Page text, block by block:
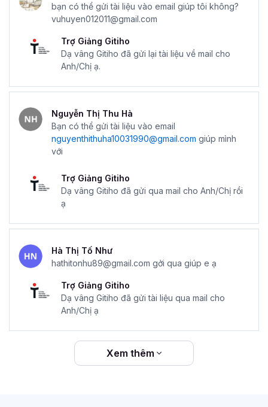
bạn có thể gửi tài liệu vào email giúp tôi không?
vuhuyen012011@gmail.com
Trợ Giảng Gitiho
Dạ vâng Gitiho đã gửi lại tài liệu về mail cho
Anh/Chị ạ.
Nguyễn Thị Thu Hà
Bạn có thể gửi tài liệu vào email
nguyenthithuha10031990@gmail.com giúp mình
với
Trợ Giảng Gitiho
Dạ vâng Gitiho đã gửi qua mail cho Anh/Chị rồi
ạ
Hà Thị Tố Như
hathitonhu89@gmail.com gởi qua giúp e ạ
Trợ Giảng Gitiho
Dạ vâng Gitiho đã gửi tài liệu qua mail cho
Anh/Chị ạ
Xem thêm